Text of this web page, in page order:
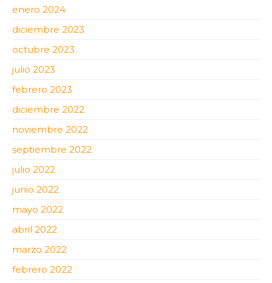
enero 2024
diciembre 2023
octubre 2023
julio 2023
febrero 2023
diciembre 2022
noviembre 2022
septiembre 2022
julio 2022
junio 2022
mayo 2022
abril 2022
marzo 2022
febrero 2022